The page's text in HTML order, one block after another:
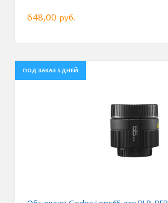
648,00 руб.
ПОД ЗАКАЗ 5 ДНЕЙ